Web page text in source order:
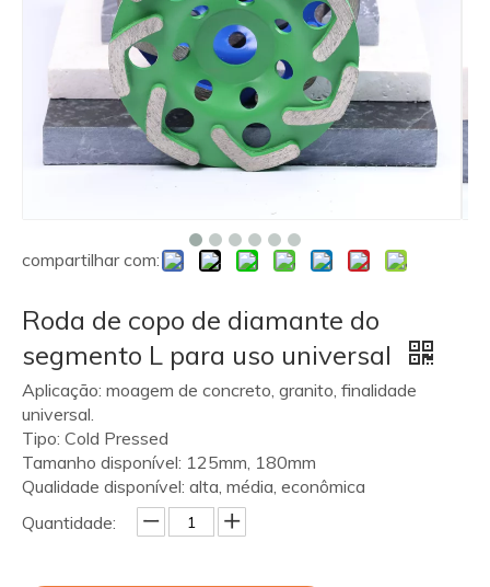
compartilhar com:
Roda de copo de diamante do
segmento L para uso universal
Aplicação: moagem de concreto, granito, finalidade
universal.
Tipo: Cold Pressed
Tamanho disponível: 125mm, 180mm
Qualidade disponível: alta, média, econômica
Quantidade: